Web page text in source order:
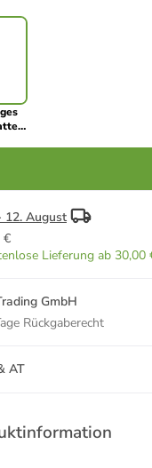
12. August
€
Lieferung ab 30,00
GmbH
Rückgaberecht
AT